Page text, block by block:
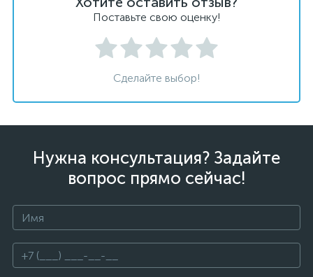
Поставьте свою оценку!
Сделайте выбор!
Нужна консультация? Задайте
вопрос прямо сейчас!